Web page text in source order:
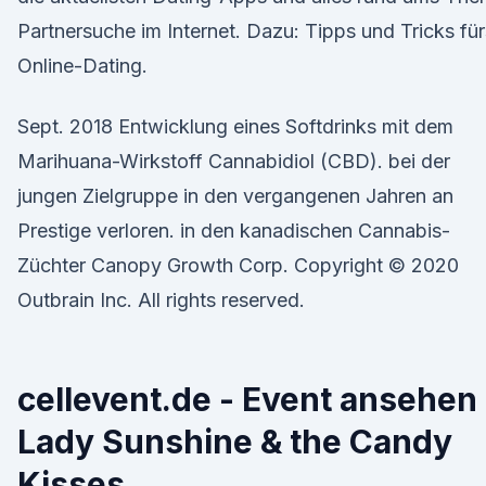
Partnersuche im Internet. Dazu: Tipps und Tricks
Online-Dating.
Sept. 2018 Entwicklung eines Softdrinks mit dem
Marihuana-Wirkstoff Cannabidiol (CBD). bei der
jungen Zielgruppe in den vergangenen Jahren an
Prestige verloren. in den kanadischen Cannabis-
Züchter Canopy Growth Corp. Copyright © 2020
Outbrain Inc. All rights reserved.
cellevent.de - Event ansehen
Lady Sunshine & the Candy